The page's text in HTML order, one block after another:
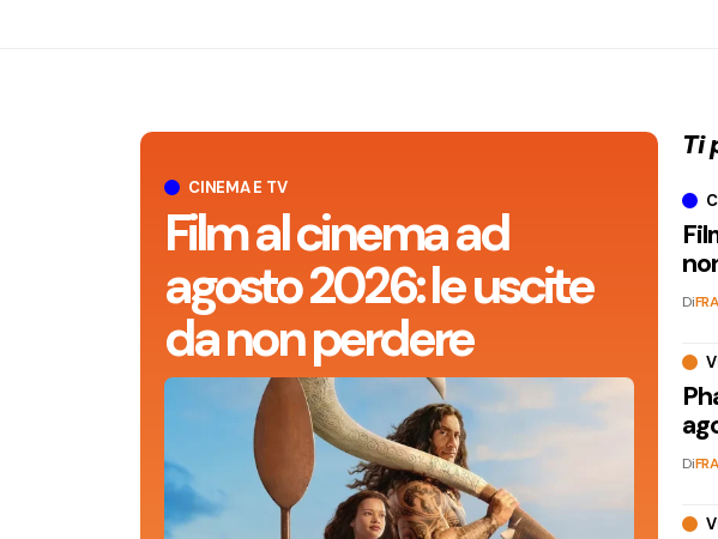
CINEMA E TV
Film al cinema ad
agosto 2026: le uscite
da non perdere
Ti
Di
Di